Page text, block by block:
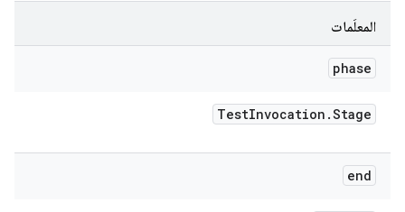
المعلَمات
phase
TestInvocation .Stage
end